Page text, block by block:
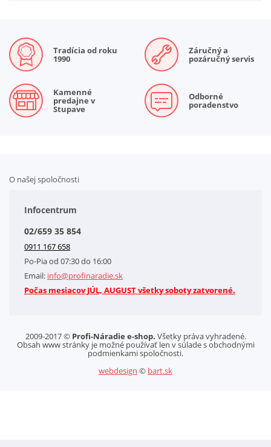
Tradícia od roku
1990
Záručný a
pozáručný servis
Kamenné
predajne v
Stupave
Odborné
poradenstvo
O našej spoločnosti
Obchodné podmienky
Kontakt
Letáky na stiahnutie
GDPR-Informácie o spracovaní osobných údajov HQ Tools, spol. s r. o.
Cookies
Infocentrum
02/659 35 854
0911 167 658
Po-Pia od 07:30 do 16:00
Email: info@profinaradie.sk
Počas mesiacov JÚL, AUGUST všetky soboty zatvorené.
2009-2017 © Profi-Náradie e-shop. Všetky práva vyhradené.
Obsah www stránky je možné používať len v súlade s obchodnými
podmienkami spoločnosti.
webdesign © bart.sk